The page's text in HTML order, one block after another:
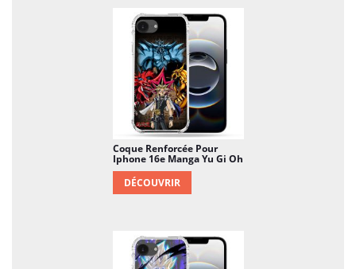
Coque Renforcée Pour
Iphone 16e Manga Yu Gi Oh
DÉCOUVRIR